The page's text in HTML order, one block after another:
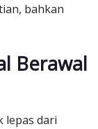
bahkan
Berawal
lepas dari